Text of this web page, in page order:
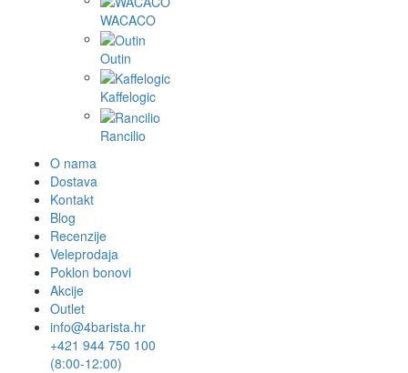
WACACO
Outin
Kaffelogic
Rancilio
O nama
Dostava
Kontakt
Blog
Recenzije
Veleprodaja
Poklon bonovi
Akcije
Outlet
info@4barista.hr
+421 944 750 100
(8:00-12:00)